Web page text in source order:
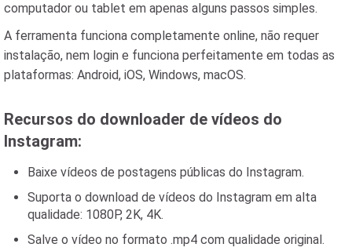
computador ou tablet em apenas alguns passos simples.
A ferramenta funciona completamente online, não requer
instalação, nem login e funciona perfeitamente em todas as
plataformas: Android, iOS, Windows, macOS.
Recursos do downloader de vídeos do
Instagram:
Baixe vídeos de postagens públicas do Instagram.
Suporta o download de vídeos do Instagram em alta
qualidade: 1080P, 2K, 4K.
Salve o vídeo no formato .mp4 com qualidade original.